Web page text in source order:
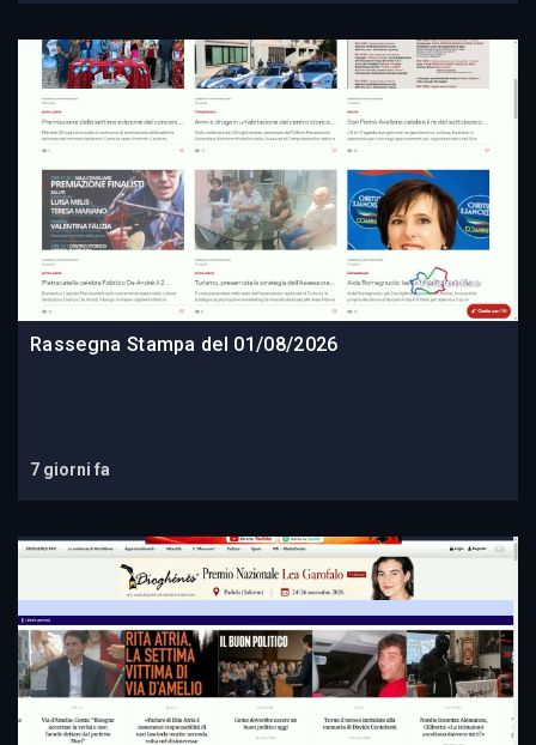
Rassegna Stampa del 01/08/2026
7 giorni fa